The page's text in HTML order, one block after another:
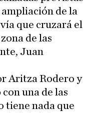
de la
que cruzará el
de las
Juan
Aritza Rodero y
una de las
tiene nada que